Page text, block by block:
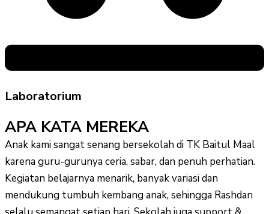
Laboratorium
APA KATA MEREKA
Anak kami sangat senang bersekolah di TK Baitul Maal
karena guru-gurunya ceria, sabar, dan penuh perhatian.
Kegiatan belajarnya menarik, banyak variasi dan
mendukung tumbuh kembang anak, sehingga Rashdan